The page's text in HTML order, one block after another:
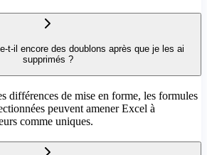
t-il encore des doublons après que je les ai
supprimés ?
différences de mise en forme, les formules
peuvent amener Excel à
comme uniques.